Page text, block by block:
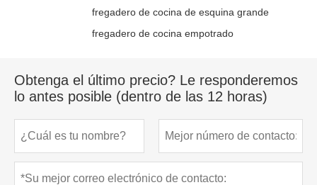
fregadero de cocina de esquina grande
fregadero de cocina empotrado
Obtenga el último precio? Le responderemos
lo antes posible (dentro de las 12 horas)